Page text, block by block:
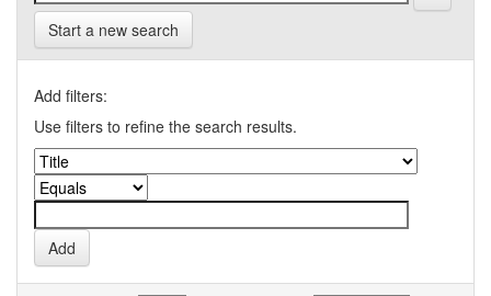
Start a new search
Add filters:
Use filters to refine the search results.